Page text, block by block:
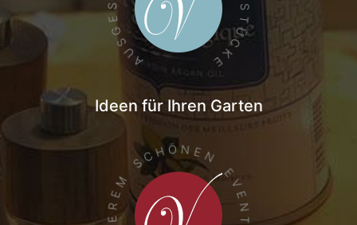
A
U
S
G
E
S S
T
Ü
C
K
E
Ideen für Ihren Garten
E
R
E
M
SCH Ö N EN
E
V
E
N
T